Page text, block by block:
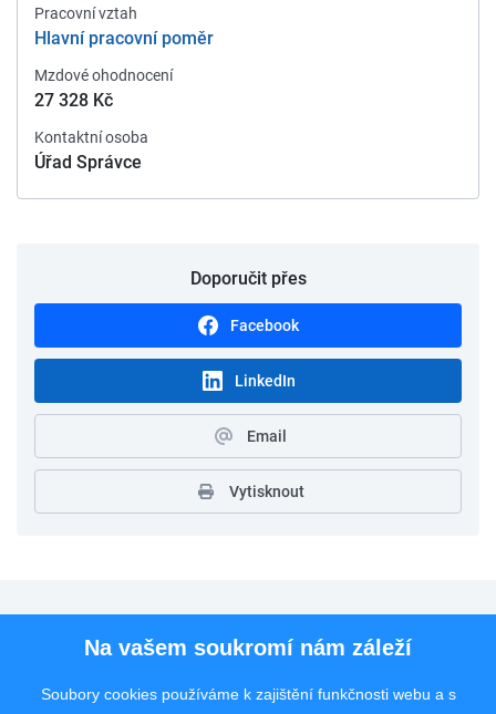
Pracovní vztah
Hlavní pracovní poměr
Mzdové ohodnocení
27 328 Kč
Kontaktní osoba
Úřad Správce
Doporučit přes
Facebook
LinkedIn
Email
Vytisknout
Pro uchazečeNa vašem soukromí nám záleží
Soubory cookies používáme k zajištění funkčnosti webu a s